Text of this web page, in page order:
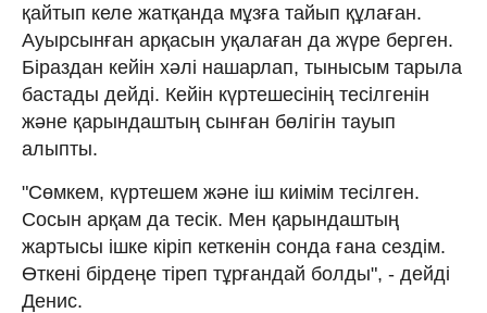
қайтып келе жатқанда мұзға тайып құлаған.
Ауырсынған арқасын уқалаған да жүре берген.
Біраздан кейін хәлі нашарлап, тынысым тарыла
бастады дейді. Кейін күртешесінің тесілгенін
және қарындаштың сынған бөлігін тауып
алыпты.
"Сөмкем, күртешем және іш киімім тесілген.
Сосын арқам да тесік. Мен қарындаштың
жартысы ішке кіріп кеткенін сонда ғана сездім.
Өткені бірдеңе тіреп тұрғандай болды", - дейді
Денис.